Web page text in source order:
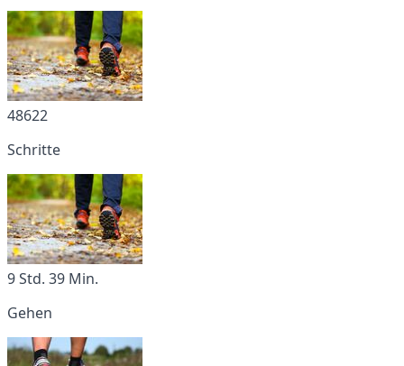
48622
Schritte
9 Std. 39 Min.
Gehen